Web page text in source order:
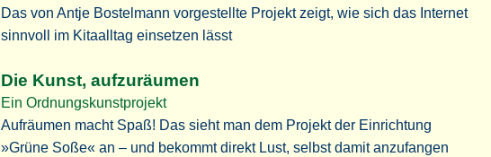
Das von Antje Bostelmann vorgestellte Projekt zeigt, wie sich das Internet
sinnvoll im Kitaalltag einsetzen lässt
Die Kunst, aufzuräumen
Ein Ordnungskunstprojekt
Aufräumen macht Spaß! Das sieht man dem Projekt der Einrichtung
»Grüne Soße« an – und bekommt direkt Lust, selbst damit anzufangen